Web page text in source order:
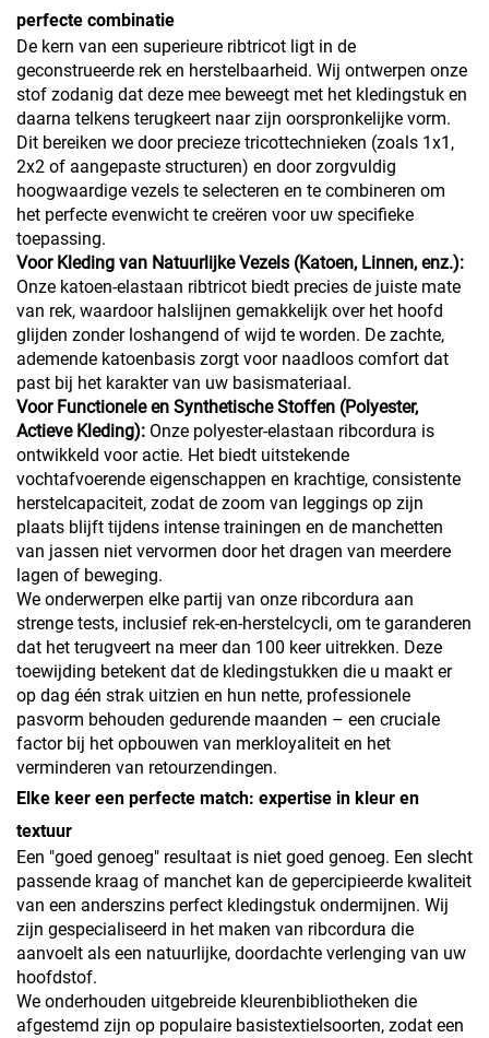
perfecte combinatie
De kern van een superieure ribtricot ligt in de
geconstrueerde rek en herstelbaarheid. Wij ontwerpen onze
stof zodanig dat deze mee beweegt met het kledingstuk en
daarna telkens terugkeert naar zijn oorspronkelijke vorm.
Dit bereiken we door precieze tricottechnieken (zoals 1x1,
2x2 of aangepaste structuren) en door zorgvuldig
hoogwaardige vezels te selecteren en te combineren om
het perfecte evenwicht te creëren voor uw specifieke
toepassing.
Voor Kleding van Natuurlijke Vezels (Katoen, Linnen, enz.):
Onze katoen-elastaan ribtricot biedt precies de juiste mate
van rek, waardoor halslijnen gemakkelijk over het hoofd
glijden zonder loshangend of wijd te worden. De zachte,
ademende katoenbasis zorgt voor naadloos comfort dat
past bij het karakter van uw basismateriaal.
Voor Functionele en Synthetische Stoffen (Polyester,
Actieve Kleding): Onze polyester-elastaan ribcordura is
ontwikkeld voor actie. Het biedt uitstekende
vochtafvoerende eigenschappen en krachtige, consistente
herstelcapaciteit, zodat de zoom van leggings op zijn
plaats blijft tijdens intense trainingen en de manchetten
van jassen niet vervormen door het dragen van meerdere
lagen of beweging.
We onderwerpen elke partij van onze ribcordura aan
strenge tests, inclusief rek-en-herstelcycli, om te garanderen
dat het terugveert na meer dan 100 keer uitrekken. Deze
toewijding betekent dat de kledingstukken die u maakt er
op dag één strak uitzien en hun nette, professionele
pasvorm behouden gedurende maanden – een cruciale
factor bij het opbouwen van merkloyaliteit en het
verminderen van retourzendingen.
Elke keer een perfecte match: expertise in kleur en
textuur
Een "goed genoeg" resultaat is niet goed genoeg. Een slecht
passende kraag of manchet kan de gepercipieerde kwaliteit
van een anderszins perfect kledingstuk ondermijnen. Wij
zijn gespecialiseerd in het maken van ribcordura die
aanvoelt als een natuurlijke, doordachte verlenging van uw
hoofdstof.
We onderhouden uitgebreide kleurenbibliotheken die
afgestemd zijn op populaire basistextielsoorten, zodat een